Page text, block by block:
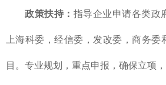
政策扶持： 指导企业申请各类政
上海科委，经信委，发改委，商务
目。专业规划，重点申报，确保立项，